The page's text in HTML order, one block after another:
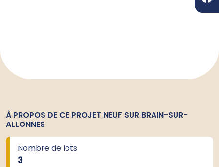
À PROPOS DE CE PROJET NEUF SUR BRAIN-SUR-
ALLONNES
Nombre de lots
3